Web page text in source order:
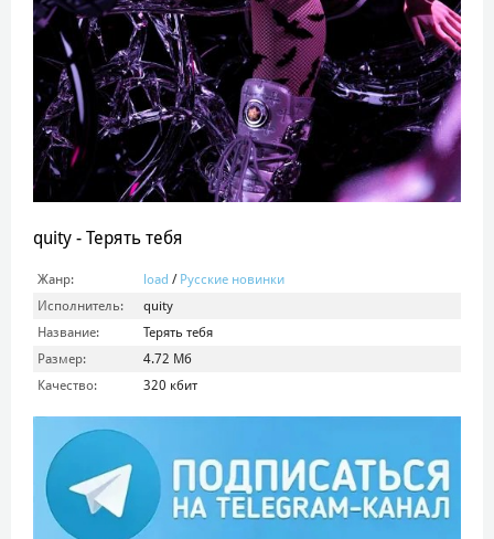
quity - Терять тебя
Жанр: load / Русские новинки
Исполнитель:
quity
Название:
Терять тебя
Размер:
4.72 Мб
Качество:
320 кбит